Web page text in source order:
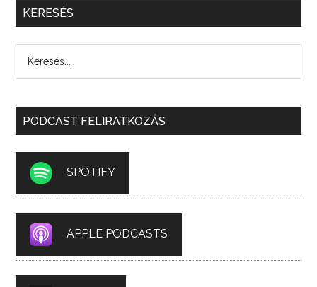
KERESÉS
PODCAST FELIRATKOZÁS
SPOTIFY
APPLE PODCASTS